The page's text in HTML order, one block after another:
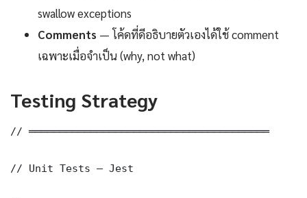
swallow exceptions
Comments — โค้ดที่ดีอธิบายตัวเองได้ใช้ comment
เฉพาะเมื่อจำเป็น (why, not what)
Testing Strategy
// ═══════════════════════════════════════
// Unit Tests — Jest